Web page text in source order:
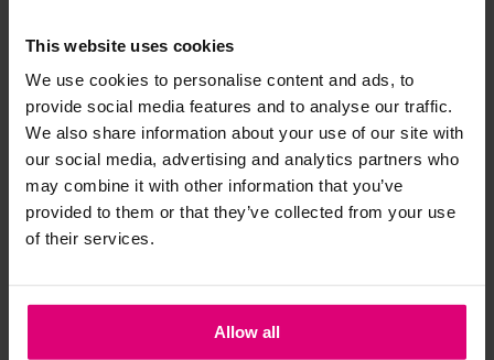
This website uses cookies
We use cookies to personalise content and ads, to
provide social media features and to analyse our traffic.
We also share information about your use of our site with
our social media, advertising and analytics partners who
may combine it with other information that you’ve
provided to them or that they’ve collected from your use
of their services.
Allow all
Strijkijzer/droogtrommel:
Kledingstukken met elastine zijn niet bestand tegen de hitte
van het strijkijzer en/of de droogtrommel. Ook in veel
spijkerbroeken is elastine (stretch) verwerkt en mogen dus
niet gestreken worden en/of in de droogtrommel.
Twijfels? Wij staan klaar voor advies op maat.
- 40%
Rabe